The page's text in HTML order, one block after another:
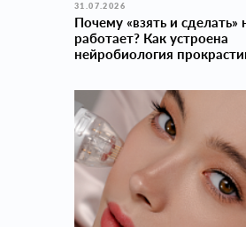
31.07.2026
Почему «взять и сделать»
работает? Как устроена
нейробиология